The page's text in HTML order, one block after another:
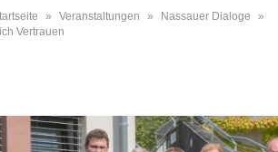
» Veranstaltungen » Nassauer Dialoge
»
Vertrauen